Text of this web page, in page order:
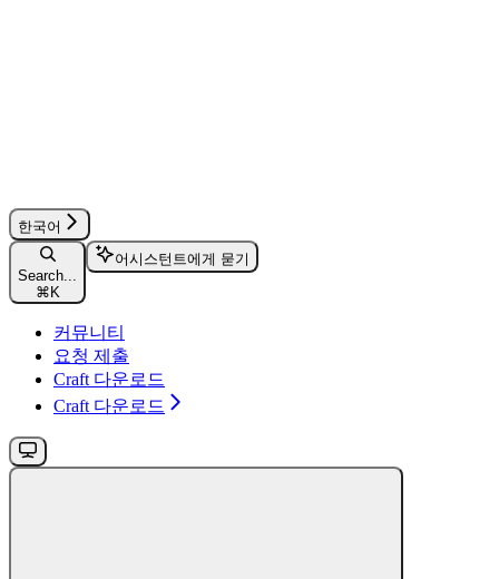
한국어
Search...
⌘ K
어시스턴트에게 묻기
커뮤니티
요청 제출
Craft 다운로드
Craft 다운로드